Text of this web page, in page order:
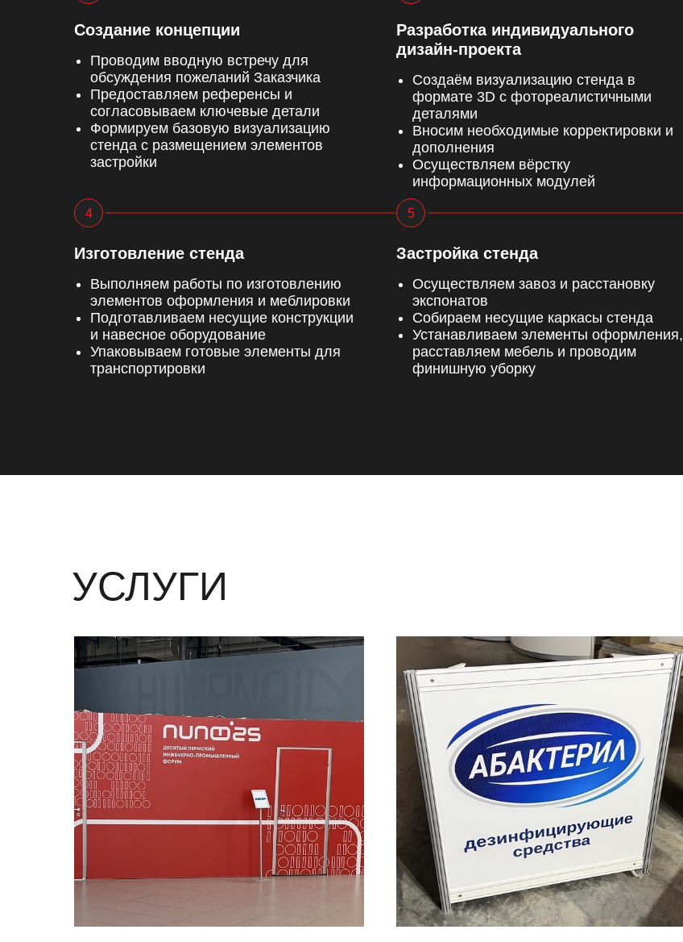
Создание концепции
Проводим вводную встречу для
обсуждения пожеланий Заказчика
Предоставляем референсы и
согласовываем ключевые детали
Формируем базовую визуализацию
стенда с размещением элементов
застройки
Разработка индивидуального
дизайн-проекта
Создаём визуализацию стенда в
формате 3D с фотореалистичными
деталями
Вносим необходимые корректировки и
дополнения
Осуществляем вёрстку
информационных модулей
Изготовление стенда
Выполняем работы по изготовлению
элементов оформления и меблировки
Подготавливаем несущие конструкции
и навесное оборудование
Упаковываем готовые элементы для
транспортировки
Застройка стенда
Осуществляем завоз и расстановку
экспонатов
Собираем несущие каркасы стенда
Устанавливаем элементы оформления,
расставляем мебель и проводим
финишную уборку
УСЛУГИ